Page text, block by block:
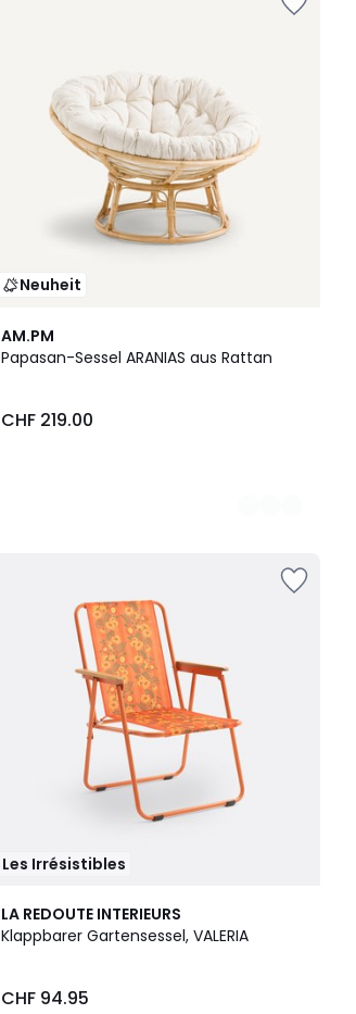
Neuheit
AM.PM
Papasan-Sessel ARANIAS aus Rattan
CHF 219.00
2
Farben
Les Irrésistibles
LA REDOUTE INTERIEURS
Klappbarer Gartensessel, VALERIA
CHF 94.95
3.7
/ 5